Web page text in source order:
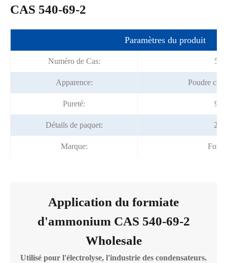
CAS 540-69-2
Paramètres du produit
Numéro de Cas:
Apparence: Poudre
Pureté:
Détails de paquet: 25
Marque:
Application du formiate
d'ammonium CAS 540-69-2
Wholesale
Utilisé pour l'électrolyse, l'industrie des condensateurs.